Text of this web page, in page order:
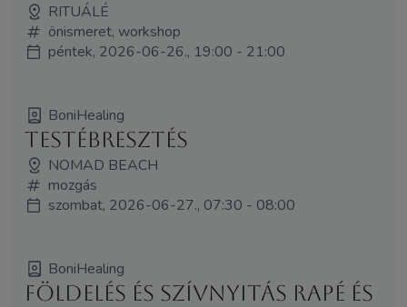
RITUÁLÉ
önismeret, workshop
péntek, 2026-06-26., 19:00 - 21:00
BoniHealing
Testébresztés
NOMAD BEACH
mozgás
szombat, 2026-06-27., 07:30 - 08:00
BoniHealing
Földelés és Szívnyitás Rapé és